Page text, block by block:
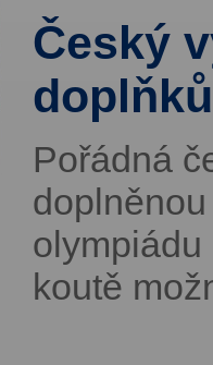
Český
Pořádná
koutě